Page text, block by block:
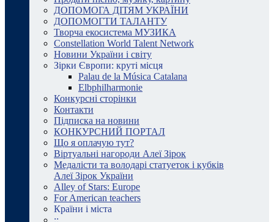
ДОПОМОГА ДІТЯМ УКРАЇНИ
ДОПОМОГТИ ТАЛАНТУ
Творча екосистема МУЗИКА
Constellation World Talent Network
Новини України і світу
Зірки Європи: круті місця
Palau de la Música Catalana
Elbphilharmonie
Конкурсні сторінки
Контакти
Підписка на новини
КОНКУРСНИЙ ПОРТАЛ
Що я оплачую тут?
Віртуальні нагороди Алеї Зірок
Медалісти та володарі статуеток і кубків
Алеї Зірок України
Alley of Stars: Europe
For American teachers
Країни і міста
::